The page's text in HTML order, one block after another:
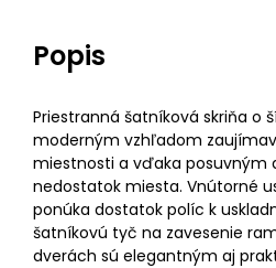
Popis
Priestranná šatníková skriňa o
moderným vzhľadom
miestnosti a vďaka posuvným
nedostatok miesta. Vnútorné
ponúka dostatok políc k
šatníkovú tyč na zavesenie
dverách sú elegantným aj